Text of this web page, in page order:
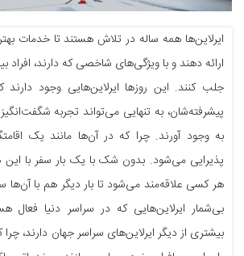
ایرلاین‌ها همه ساله در تلاش هستند تا خدمات
ارائه دهند و با ویژگی‌های شاخصی که دارند،
جلب کنند. این روزها ایرلاین‌هایی وجود دارند
پیشرفته‌شان، به تنهایی می‌تواند تجربه
به وجود آورند. چرا که در آن‌ها مانند یک
پذیرایی می‌شود. بدون شک با یک بار سفر با این
هر کسی علاقه‌مند می‌شود تا بار دیگر هم با آن‌ها
بی‌شمار ایرلاین‌هایی که در سراسر دنیا فعال
بیشتری از دیگر ایرلاین‌های سراسر جهان دارند،